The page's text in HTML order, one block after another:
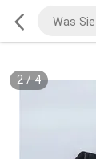
2/ 4